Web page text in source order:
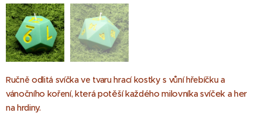
Ručně odlitá svíčka ve tvaru hrací kostky s vůní hřebíčku a
vánočního koření, která potěší každého milovníka svíček a her
na hrdiny.